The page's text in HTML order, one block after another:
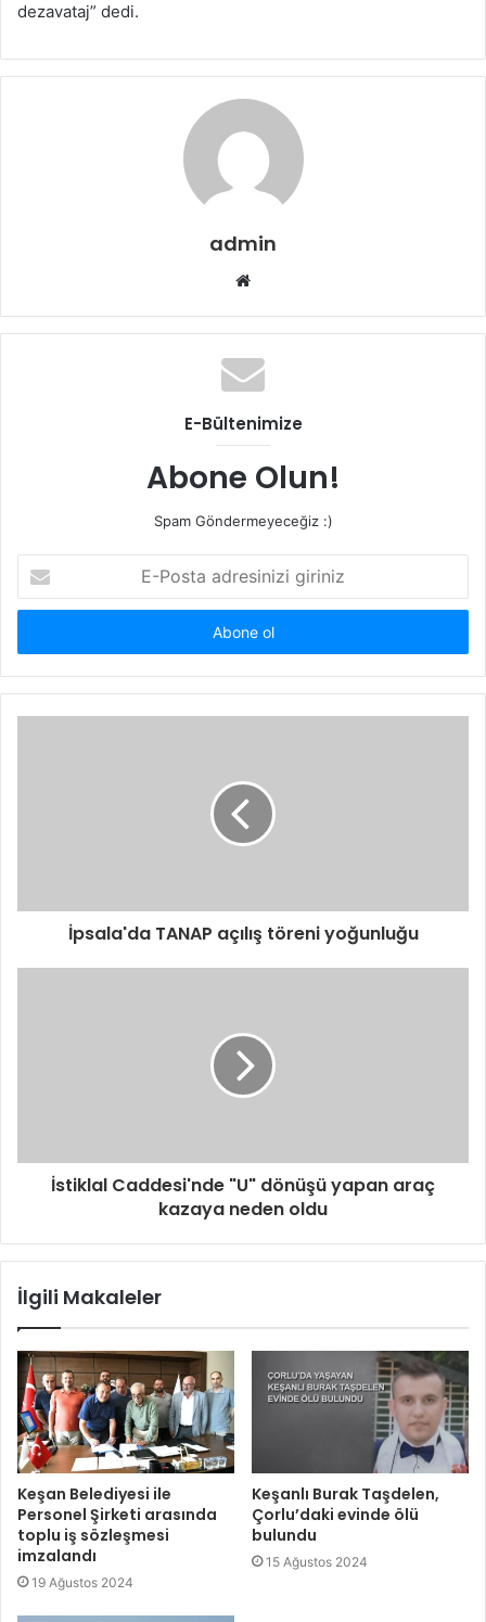
dezavataj” dedi.
admin
Web
E-Bültenimize
Abone Olun!
Spam Göndermeyeceğiz :)
Posta
adresinizi
İpsala'da TANAP açılış töreni yoğunluğu
İstiklal Caddesi'nde "U" dönüşü yapan araç
kazaya neden oldu
İlgili Makaleler
Keşan Belediyesi ile
Personel Şirketi arasında
toplu iş sözleşmesi
imzalandı
19 Ağustos 2024
Keşanlı Burak Taşdelen,
Çorlu’daki evinde ölü
bulundu
15 Ağustos 2024